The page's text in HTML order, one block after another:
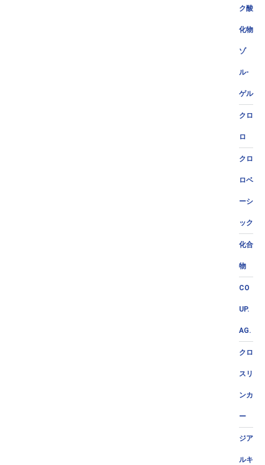
ク酸
化物
ゾ
ル-
ゲル
クロ
ロ
クロ
ロベ
ーシ
ック
化合
物
CO
UP.
AG.
クロ
スリ
ンカ
ー
ジア
ルキ